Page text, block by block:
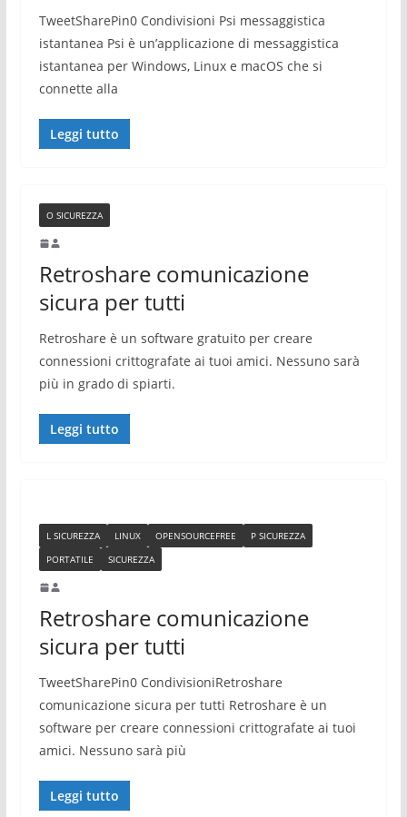
TweetSharePin0 Condivisioni Psi messaggistica
istantanea Psi è un’applicazione di messaggistica
istantanea per Windows, Linux e macOS che si
connette alla
Leggi tutto
O SICUREZZA
Retroshare comunicazione
sicura per tutti
Retroshare è un software gratuito per creare
connessioni crittografate ai tuoi amici. Nessuno sarà
più in grado di spiarti.
Leggi tutto
L SICUREZZA LINUX OPENSOURCEFREE
P SICUREZZA
PORTATILE
SICUREZZA
Retroshare comunicazione
sicura per tutti
TweetSharePin0 CondivisioniRetroshare
comunicazione sicura per tutti Retroshare è un
software per creare connessioni crittografate ai tuoi
amici. Nessuno sarà più
Leggi tutto